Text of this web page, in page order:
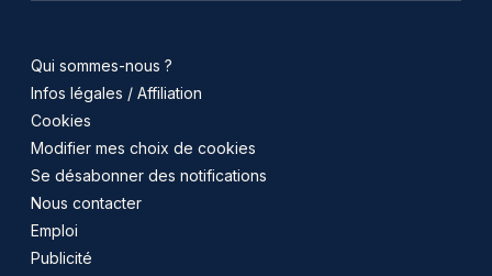
Qui sommes-nous ?
Infos légales / Affiliation
Cookies
Modifier mes choix de cookies
Se désabonner des notifications
Nous contacter
Emploi
Publicité